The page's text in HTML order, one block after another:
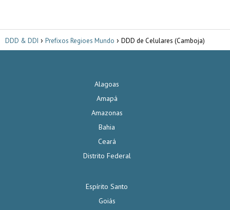
DDD & DDI Prefixos Regioes Mundo DDD de Celulares (Camboja)
Alagoas
Amapá
Amazonas
Bahia
Ceará
Distrito Federal
Espírito Santo
Goiás